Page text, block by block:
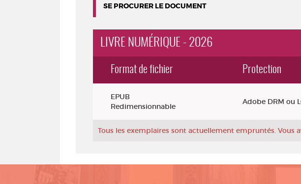
SE PROCURER LE DOCUMENT
LIVRE NUMÉRIQUE - 2026
Format de fichier Protection
EPUB
Redimensionnable
Adobe DRM ou
Tous les exemplaires sont actuellement empruntés. Vous